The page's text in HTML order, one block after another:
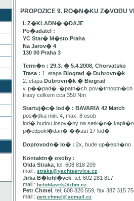
PROPOZICE 9. RO�N�KU Z�VODU
I. Z�KLADN� �DAJE
Po�adatel :
YC Star� M�sto Praha
Na Jarov� 4
130 00 Praha 3
Term�n : 29.3. � 5.4.2008, Chorvatsko
Trasa : 1. etapa Biograd � Dubrovn�k
2. etapa Dubrovn�k � Biograd
v p��pad� �patn�ch pov�trnostn�ch
trasy celkem cca 350 Nm
Startuj�c� lod� : BAVARIA 42 Match
pos�dka min. 4, max. 8 osob
lod� budou losov�ny na setk�n�
p�edpokl�dan� ��ast 17 lod�
Doprovodn� lo� : 2x, bude up�esn�no
Kontaktn� osoby :
Olda Straka , tel. 608 818 209
mail : straka@yachtservice.cz
Jirka B�lohl�vek , tel. 602 281 817
mail : belohlavek@zbm.cz
Petr Chmel , tel. 608 820 559, fax 387 315
mail : petr.chmel@acmail.cz